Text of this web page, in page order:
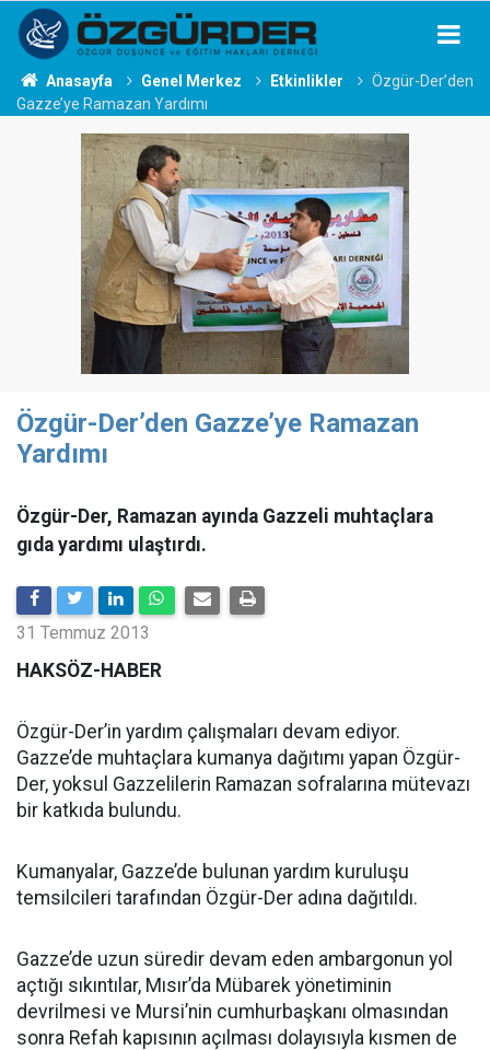
Anasayfa Genel Merkez Etkinlikler
Özgür-Der’den
Gazze’ye Ramazan Yardımı
Özgür-Der’den Gazze’ye Ramazan
Yardımı
Özgür-Der, Ramazan ayında Gazzeli muhtaçlara
gıda yardımı ulaştırdı.
31 Temmuz 2013
HAKSÖZ-HABER
Özgür-Der’in yardım çalışmaları devam ediyor.
Gazze’de muhtaçlara kumanya dağıtımı yapan Özgür-
Der, yoksul Gazzelilerin Ramazan sofralarına mütevazı
bir katkıda bulundu.
Kumanyalar, Gazze’de bulunan yardım kuruluşu
temsilcileri tarafından Özgür-Der adına dağıtıldı.
Gazze’de uzun süredir devam eden ambargonun yol
açtığı sıkıntılar, Mısır’da Mübarek yönetiminin
devrilmesi ve Mursi’nin cumhurbaşkanı olmasından
sonra Refah kapısının açılması dolayısıyla kısmen de